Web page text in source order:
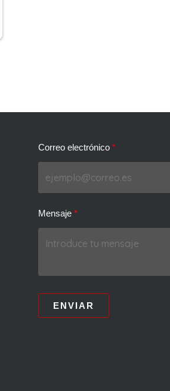
Correo electrónico
Mensaje
ENVIAR